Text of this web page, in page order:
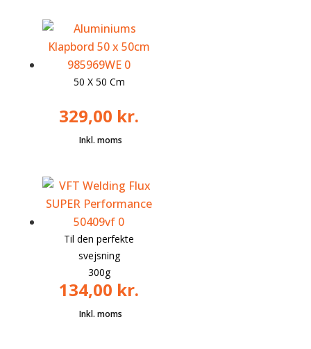
50 X 50 Cm
329,00 kr.
Til den perfekte
svejsning
300g
134,00 kr.